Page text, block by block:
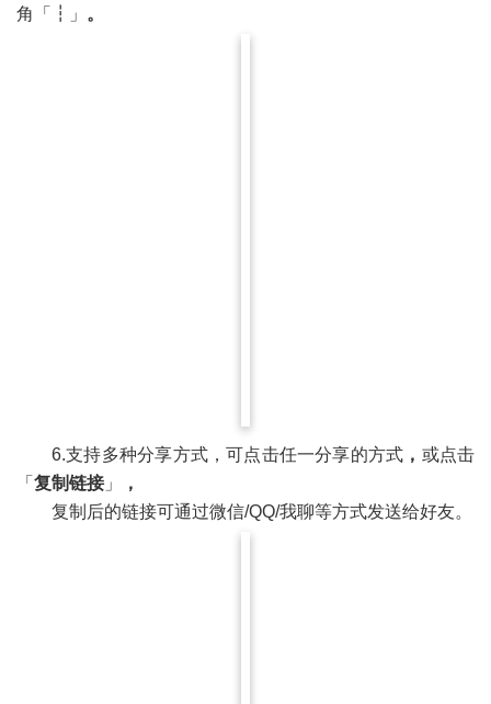
角「┇」 。
6.支持多种分享方式，可点击任一分享的方式 ， 或点击
「 复制链接」
，
复制后的链接可通过微信/QQ/我聊等方式发送给好友。